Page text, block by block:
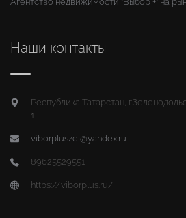
Наши контакты
Республика Татарстан,
1
viborpluszel@yandex.ru
89625529551
https://viborplus.ru/